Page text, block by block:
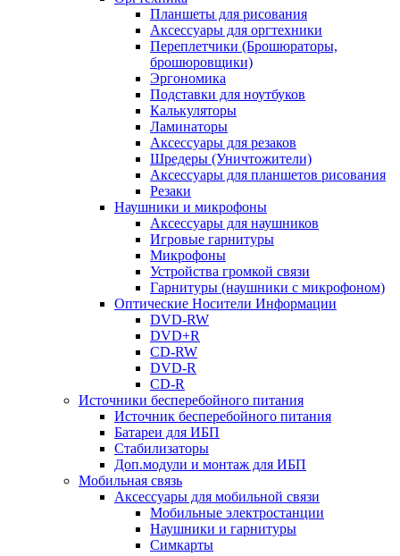
Планшеты для рисования
Аксессуары для оргтехники
Переплетчики (Брошюраторы,
брошюровщики)
Эргономика
Подставки для ноутбуков
Калькуляторы
Ламинаторы
Аксессуары для резаков
Шредеры (Уничтожители)
Аксессуары для планшетов рисования
Резаки
Наушники и микрофоны
Аксессуары для наушников
Игровые гарнитуры
Микрофоны
Устройства громкой связи
Гарнитуры (наушники с микрофоном)
Оптические Носители Информации
DVD-RW
DVD+R
CD-RW
DVD-R
CD-R
Источники бесперебойного питания
Источник бесперебойного питания
Батареи для ИБП
Стабилизаторы
Доп.модули и монтаж для ИБП
Мобильная связь
Аксессуары для мобильной связи
Мобильные электростанции
Наушники и гарнитуры
Симкарты